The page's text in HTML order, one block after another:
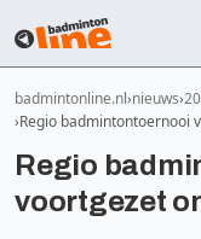
badmintonline.nl nieuws
Regio badmintontoernooi
Regio
voortgezet